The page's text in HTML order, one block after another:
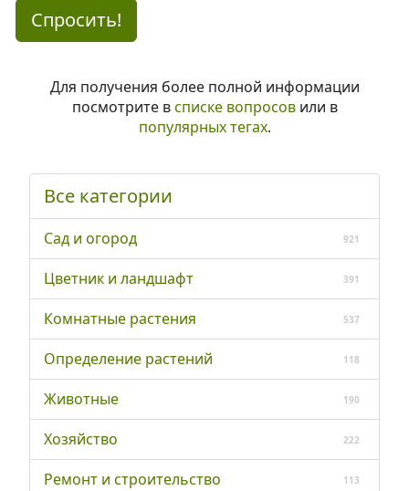
Спросить!
Для получения более полной информации
посмотрите всписке вопросовили в
популярных тегах.
Все категории
Сад и огород 921
Цветник и ландшафт 391
Комнатные растения 537
Определение растений 118
Животные 190
Хозяйство 222
Ремонт и строительство 113